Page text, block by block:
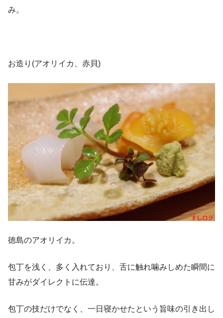
み。
お造り(アオリイカ、赤貝)
徳島のアオリイカ。
包丁を浅く、多く入れており、舌に触れ噛みしめた瞬間に
甘みがダイレクトに伝達。
包丁の技だけでなく、一日寝かせたという旨味の引き出し